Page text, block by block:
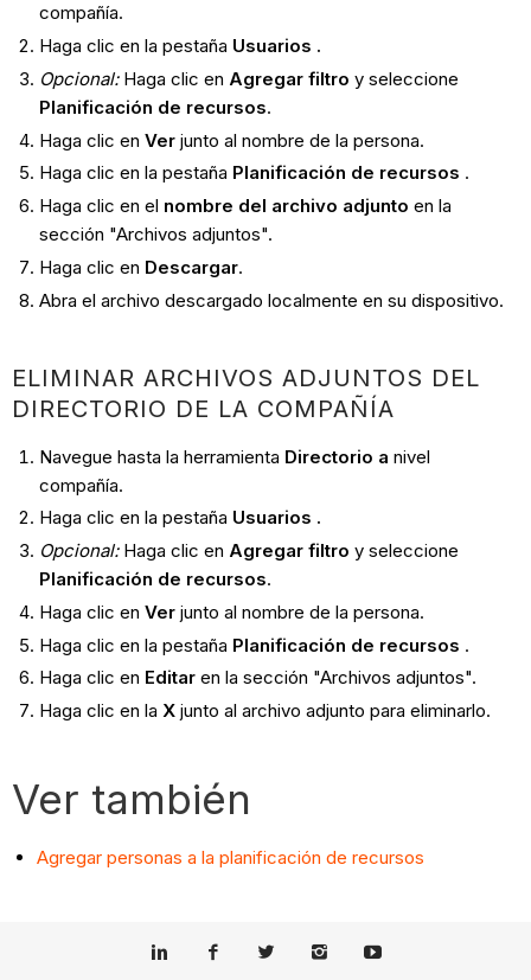
compañía.
Haga clic en la pestaña Usuarios .
Opcional: Haga clic en Agregar filtro y seleccione
Planificación de recursos.
Haga clic en Verjunto al nombre de la persona.
Haga clic en la pestaña Planificación de recursos .
Haga clic en el nombre del archivo adjunto en la
sección "Archivos adjuntos".
Haga clic en Descargar.
Abra el archivo descargado localmente en su dispositivo.
ELIMINAR ARCHIVOS ADJUNTOS DEL
DIRECTORIO DE LA COMPAÑÍA
Navegue hasta la herramienta Directorio a nivel
compañía.
Haga clic en la pestaña Usuarios .
Opcional: Haga clic en Agregar filtro y seleccione
Planificación de recursos.
Haga clic en Verjunto al nombre de la persona.
Haga clic en la pestaña Planificación de recursos .
Haga clic en Editaren la sección "Archivos adjuntos".
Haga clic en la Xjunto al archivo adjunto para eliminarlo.
Ver también
Agregar personas a la planificación de recursos